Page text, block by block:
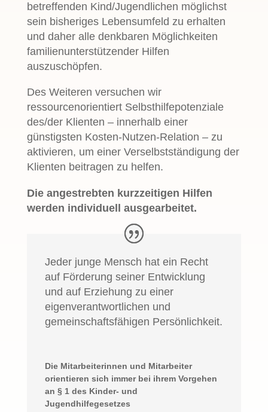
betreffenden Kind/Jugendlichen möglichst
sein bisheriges Lebensumfeld zu erhalten
und daher alle denkbaren Möglichkeiten
familienunterstützender Hilfen
auszuschöpfen.
Des Weiteren versuchen wir
ressourcenorientiert Selbsthilfepotenziale
des/der Klienten – innerhalb einer
günstigsten Kosten-Nutzen-Relation – zu
aktivieren, um einer Verselbstständigung der
Klienten beitragen zu helfen.
Die angestrebten kurzzeitigen Hilfen
werden individuell ausgearbeitet.
Jeder junge Mensch hat ein Recht
auf Förderung seiner Entwicklung
und auf Erziehung zu einer
eigenverantwortlichen und
gemeinschaftsfähigen Persönlichkeit.
Die Mitarbeiterinnen und Mitarbeiter
orientieren sich immer bei ihrem Vorgehen
an § 1 des Kinder- und
Jugendhilfegesetzes